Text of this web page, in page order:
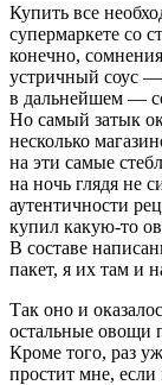
Купить все
супермаркете со
конечно,
устричный соус —
в дальнейшем —
Но самый затык
несколько
на эти самые
на ночь глядя не
аутентичности
купил какую-то
В составе
пакет, я их там и
Так оно и
остальные овощи
Кроме того, раз
простит мне, если